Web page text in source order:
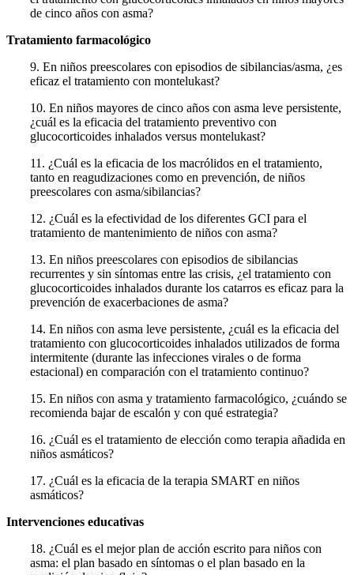
de cinco años con asma?
Tratamiento farmacológico
9. En niños preescolares con episodios de sibilancias/asma, ¿es
eficaz el tratamiento con montelukast?
10. En niños mayores de cinco años con asma leve persistente,
¿cuál es la eficacia del tratamiento preventivo con
glucocorticoides inhalados versus montelukast?
11. ¿Cuál es la eficacia de los macrólidos en el tratamiento,
tanto en reagudizaciones como en prevención, de niños
preescolares con asma/sibilancias?
12. ¿Cuál es la efectividad de los diferentes GCI para el
tratamiento de mantenimien­to de niños con asma?
13. En niños preescolares con episodios de sibilancias
recurrentes y sin síntomas entre las crisis, ¿el tratamiento con
glucocorticoides inhalados durante los catarros es eficaz para la
prevención de exacerbaciones de asma?
14. En niños con asma leve persistente, ¿cuál es la eficacia del
tratamiento con glu­cocorticoides inhalados utilizados de forma
intermitente (durante las infecciones virales o de forma
estacional) en comparación con el tratamiento continuo?
15. En niños con asma y tratamiento farmacológico, ¿cuándo se
recomienda bajar de escalón y con qué estrategia?
16. ¿Cuál es el tratamiento de elección como terapia añadida en
niños asmáticos?
17. ¿Cuál es la eficacia de la terapia SMART en niños
asmáticos?
Intervenciones educativas
18. ¿Cuál es el mejor plan de acción escrito para niños con
asma: el plan basado en síntomas o el plan basado en la